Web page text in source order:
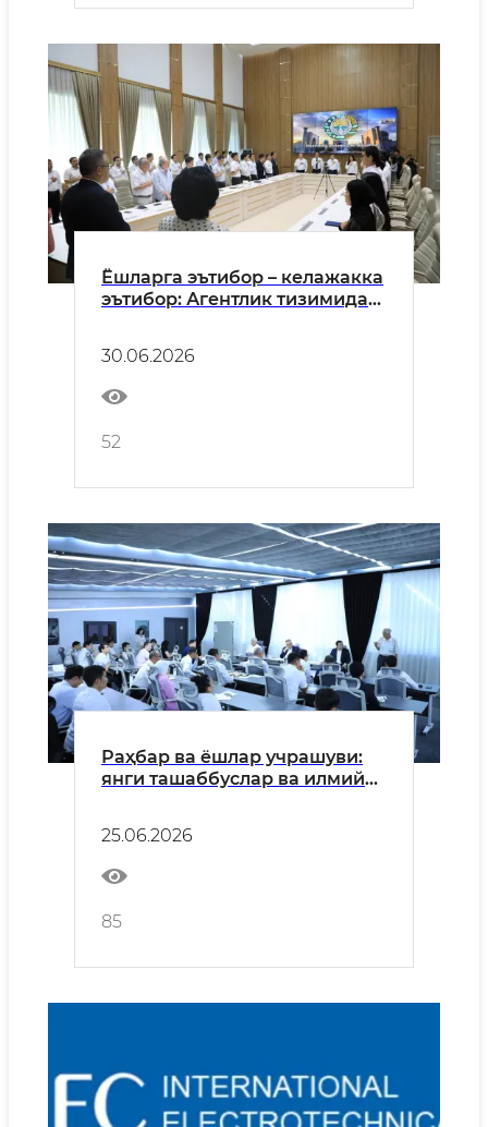
Ёшларга эътибор – келажакка
эътибор: Агентлик тизимида
30.06.2026
52
Раҳбар ва ёшлар учрашуви:
янги ташаббуслар ва илмий
25.06.2026
85